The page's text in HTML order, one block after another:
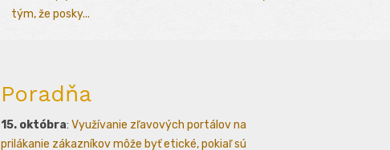
tým, že posky...
Poradňa
15. októbra: Využívanie zľavových portálov na
prilákanie zákazníkov môže byť etické, pokiaľ sú